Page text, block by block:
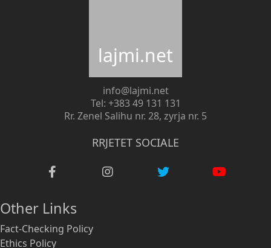
lajmi.net
info@lajmi.net
Tel: +383 49 131 131
Rr. Zenel Salihu nr. 28, zyrja nr. 5
RRJETET SOCIALE
Other Links
Fact-Checking Policy
Ethics Policy